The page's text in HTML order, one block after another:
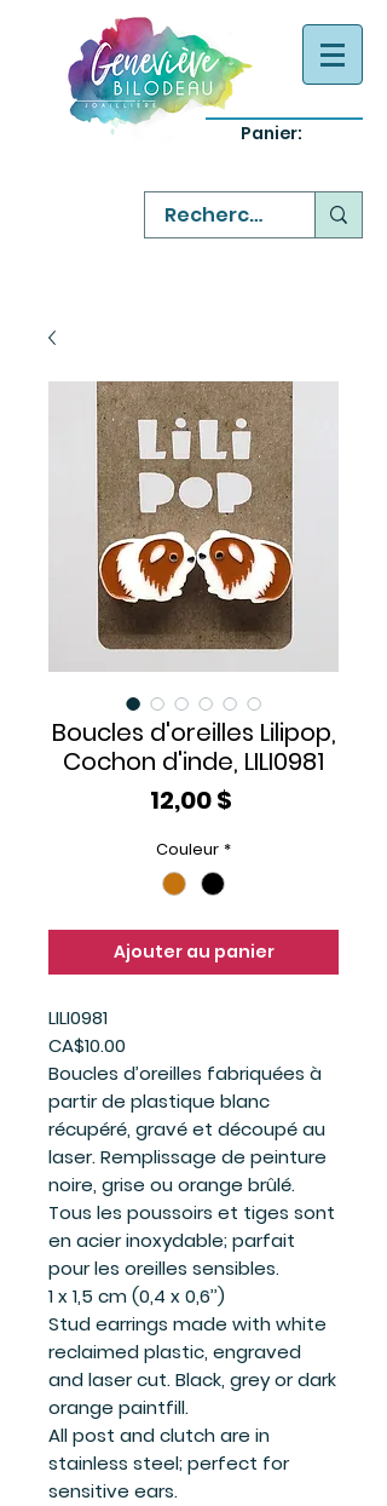
Panier:
Boucles d'oreilles Lilipop,
Cochon d'inde, LILI0981
12,00 $Prix
Couleur *
Ajouter au panier
LILI0981
CA$10.00
Boucles d’oreilles fabriquées à
partir de plastique blanc
récupéré, gravé et découpé au
laser. Remplissage de peinture
noire, grise ou orange brûlé.
Tous les poussoirs et tiges sont
en acier inoxydable; parfait
pour les oreilles sensibles.
1 x 1,5 cm (0,4 x 0,6’’)
Stud earrings made with white
reclaimed plastic, engraved
and laser cut. Black, grey or dark
orange paintfill.
All post and clutch are in
stainless steel; perfect for
sensitive ears.